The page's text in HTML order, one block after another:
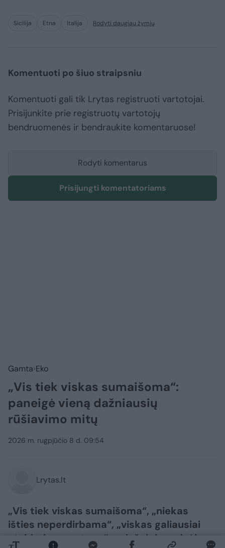
Sicilija Etna Italija Rodyti daugiau žymių
Komentuoti po šiuo straipsniu
Komentuoti gali tik Lrytas registruoti vartotojai.
Prisijunkite prie registruotų vartotojų
bendruomenės ir bendraukite komentaruose!
Rodyti komentarus
Prisijungti komentatoriams
Gamta Eko
„Vis tiek viskas sumaišoma“:
paneigė vieną dažniausių
rūšiavimo mitų
2026 m. rugpjūčio 8 d. 09:54
Lrytas.lt
​„Vis tiek viskas sumaišoma“, „niekas
išties neperdirbama“, „viskas galiausiai
atsiduria sąvartyne“ – viešojoje erdvėje